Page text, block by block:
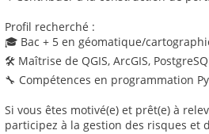
Profil recherché :
🎓 Bac + 5 en géomatique/
🛠 Maîtrise de QGIS, ArcGIS,
🔧 Compétences en programmation
Si vous êtes motivé(e) et prêt(e) à
participez à la gestion des risques et